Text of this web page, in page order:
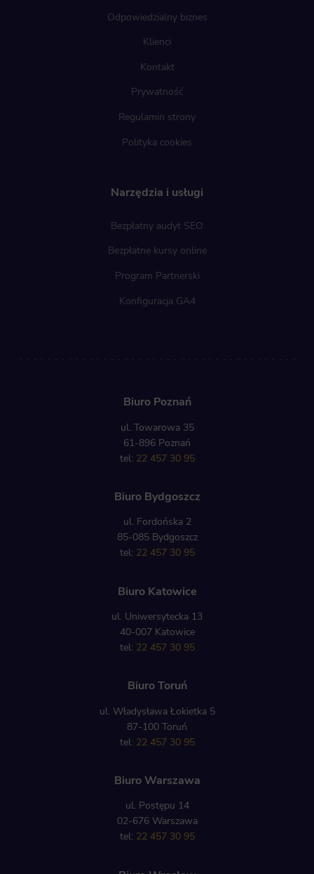
Odpowiedzialny biznes
Klienci
Kontakt
Prywatność
Regulamin strony
Polityka cookies
Narzędzia i usługi
Bezpłatny audyt SEO
Bezpłatne kursy online
Program Partnerski
Konfiguracja GA4
Biuro Poznań
ul. Towarowa 35
61-896 Poznań
tel: 22 457 30 95
Biuro Bydgoszcz
ul. Fordońska 2
85-085 Bydgoszcz
tel: 22 457 30 95
Biuro Katowice
ul. Uniwersytecka 13
40-007 Katowice
tel: 22 457 30 95
Biuro Toruń
ul. Władysława Łokietka 5
87-100 Toruń
tel: 22 457 30 95
Biuro Warszawa
ul. Postępu 14
02-676 Warszawa
tel: 22 457 30 95